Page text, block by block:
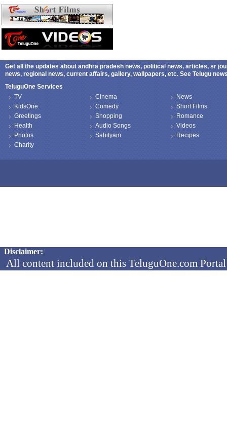
Get all the updates about andhra pradesh news, political news, articles, sr
news, regional news, current affairs, gallery, wallpapers, etc. See Telugu
TeluguOne Services
TV
KidsOne
Greetings
Health
Photos
Charity
Cinema
Comedy
Shopping
Audio Songs
Sahityam
News
Short Films
Romance
Videos
Recipes
Disclaimer:
All content included on this TeluguOne.com